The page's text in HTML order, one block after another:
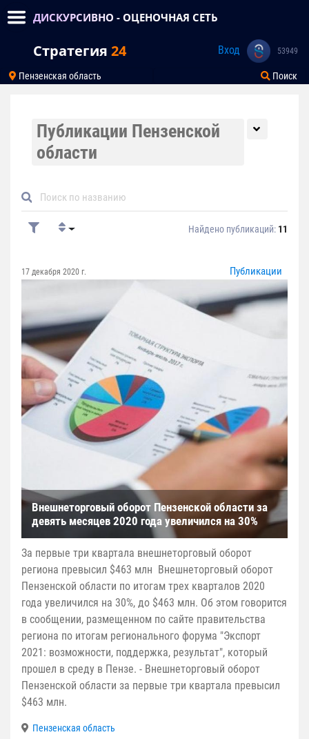
ДИСКУРСИВНО - ОЦЕНОЧНАЯ СЕТЬ
Стратегия 24 Вход 53949
Пензенская область Поиск
Публикации Пензенской
области
Найдено публикаций: 11
17 декабря 2020 г. Публикации
Внешнеторговый оборот Пензенской области за
девять месяцев 2020 года увеличился на 30%
За первые три квартала внешнеторговый оборот
региона превысил $463 млн Внешнеторговый оборот
Пензенской области по итогам трех кварталов 2020
года увеличился на 30%, до $463 млн. Об этом говорится
в сообщении, размещенном по сайте правительства
региона по итогам регионального форума "Экспорт
2021: возможности, поддержка, результат", который
прошел в среду в Пензе. - Внешнеторговый оборот
Пензенской области за первые три квартала превысил
$463 млн.
Пензенская область